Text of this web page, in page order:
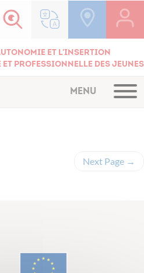
et l'insertion
professionnelle des jeunes
MENU
Next Page →